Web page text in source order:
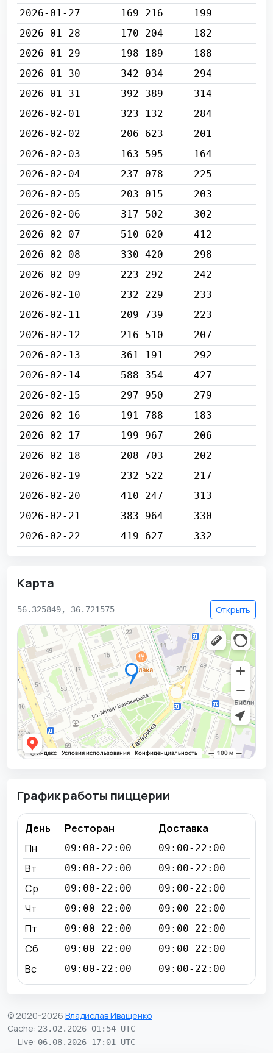
2026-01-27
169 216
199
2026-01-28
170 204
182
2026-01-29
198 189
188
2026-01-30
342 034
294
2026-01-31
392 389
314
2026-02-01
323 132
284
2026-02-02
206 623
201
2026-02-03
163 595
164
2026-02-04
237 078
225
2026-02-05
203 015
203
2026-02-06
317 502
302
2026-02-07
510 620
412
2026-02-08
330 420
298
2026-02-09
223 292
242
2026-02-10
232 229
233
2026-02-11
209 739
223
2026-02-12
216 510
207
2026-02-13
361 191
292
2026-02-14
588 354
427
2026-02-15
297 950
279
2026-02-16
191 788
183
2026-02-17
199 967
206
2026-02-18
208 703
202
2026-02-19
232 522
217
2026-02-20
410 247
313
2026-02-21
383 964
330
2026-02-22
419 627 332
Карта
56.325849, 36.721575 Открыть
График работы пиццерии
День Ресторан
Доставка
Пн
09:00-22:00 09:00-22:00
Вт 09:00-22:00 09:00-22:00
Ср 09:00-22:00 09:00-22:00
Чт 09:00-22:00 09:00-22:00
Пт 09:00-22:00 09:00-22:00
Сб 09:00-22:00 09:00-22:00
Вс 09:00-22:00 09:00-22:00
© 2020-2026 Владислав Иващенко
Cache: 23.02.2026 01:54 UTC
Live: 06.08.2026 17:01 UTC